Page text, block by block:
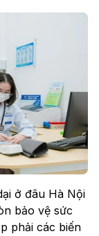
ở đâu Hà Nội
bảo vệ sức
phải các biến